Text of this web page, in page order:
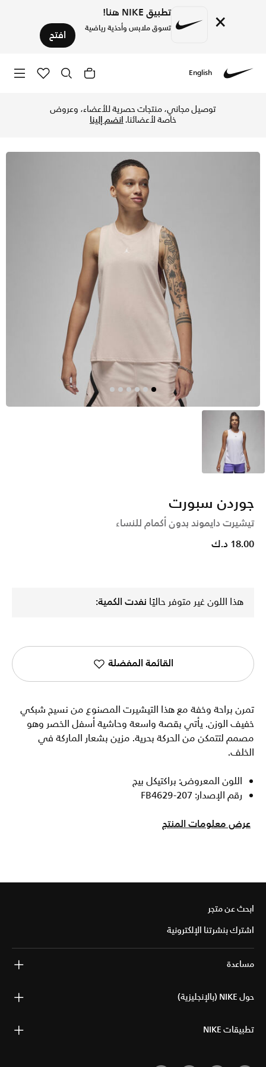
× تطبيق NIKE هنا!
تسوق ملابس وأحذية رياضية افتح
English
توصيل مجاني، منتجات حصرية للأعضاء، وعروض
خاصة لأعضائنا.انضم إلينا
أبيض
جوردن سبورت
تيشيرت دايموند بدون أكمام للنساء
18.00 د.ك
هذا اللون غير متوفر حاليًا نفدت الكمية:
القائمة المفضلة
تمرن براحة وخفة مع هذا التيشيرت المصنوع من نسيج شبكي
خفيف الوزن. يأتي بقصة واسعة وحاشية أسفل الخصر وهو
مصمم لتتمكن من الحركة بحرية. مزين بشعار الماركة في
الخلف.
اللون المعروض: براكتيكل بيج
رقم الإصدار: FB4629-207
عرض معلومات المنتج
ابحث عن متجر
اشترك بنشرتنا الإلكترونية
مساعدة
حول NIKE (بالإنجليزية)
تطبيقات NIKE